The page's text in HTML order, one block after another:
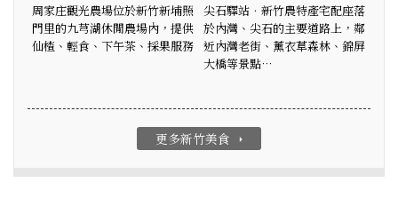
周家庄觀光農場位於新竹新埔照
門里的九芎湖休閒農場內，提供
仙楂、輕食、下午茶、採果服務
尖石驛站．新竹農特產宅配座落
於內灣、尖石的主要道路上，鄰
近內灣老街、薰衣草森林、錦屏
大橋等景點…
更多新竹美食 arrow_right